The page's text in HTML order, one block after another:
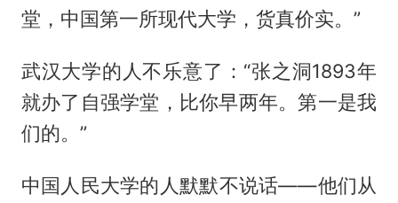
堂，中国第一所现代大学，货真价实。”
武汉大学的人不乐意了：“张之洞1893年
就办了自强学堂，比你早两年。第一是我
们的。”
中国人民大学的人默默不说话——他们从